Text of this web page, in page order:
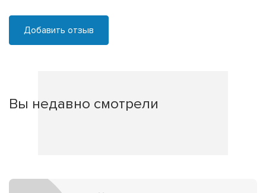
Добавить отзыв
Вы недавно смотрели